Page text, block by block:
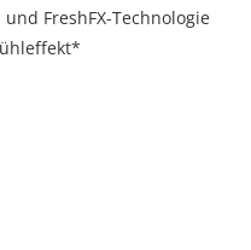
FreshFX-Technologie